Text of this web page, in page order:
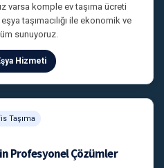
varsa komple ev taşıma ücreti
taşımacılığı ile ekonomik ve
sunuyoruz.
Hizmeti
Taşıma
Profesyonel Çözümler